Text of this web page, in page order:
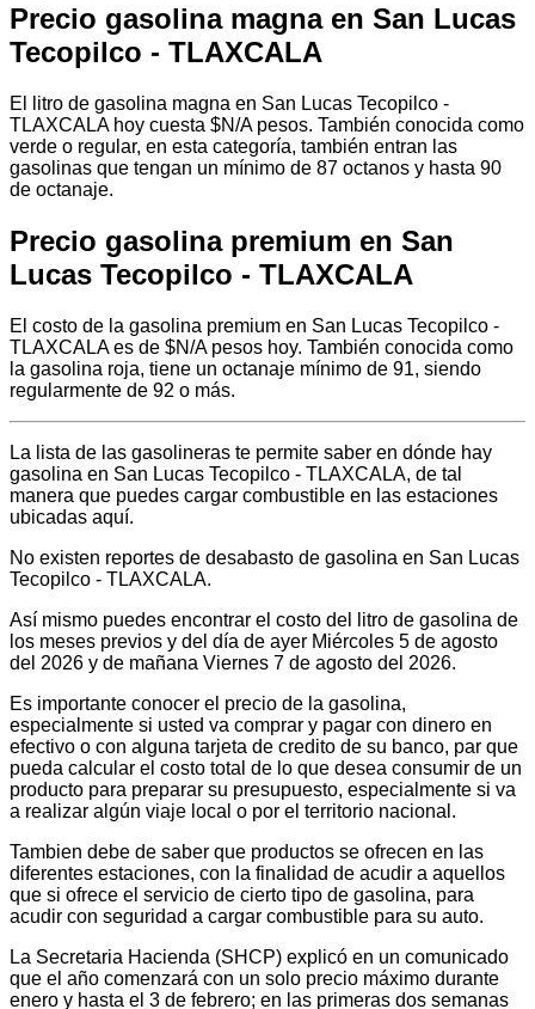
Precio gasolina magna en San Lucas
Tecopilco - TLAXCALA
El litro de gasolina magna en San Lucas Tecopilco -
TLAXCALA hoy cuesta $N/A pesos. También conocida como
verde o regular, en esta categoría, también entran las
gasolinas que tengan un mínimo de 87 octanos y hasta 90
de octanaje.
Precio gasolina premium en San
Lucas Tecopilco - TLAXCALA
El costo de la gasolina premium en San Lucas Tecopilco -
TLAXCALA es de $N/A pesos hoy. También conocida como
la gasolina roja, tiene un octanaje mínimo de 91, siendo
regularmente de 92 o más.
La lista de las gasolineras te permite saber en dónde hay
gasolina en San Lucas Tecopilco - TLAXCALA, de tal
manera que puedes cargar combustible en las estaciones
ubicadas aquí.
No existen reportes de desabasto de gasolina en San Lucas
Tecopilco - TLAXCALA.
Así mismo puedes encontrar el costo del litro de gasolina de
los meses previos y del día de ayer Miércoles 5 de agosto
del 2026 y de mañana Viernes 7 de agosto del 2026.
Es importante conocer el precio de la gasolina,
especialmente si usted va comprar y pagar con dinero en
efectivo o con alguna tarjeta de credito de su banco, par que
pueda calcular el costo total de lo que desea consumir de un
producto para preparar su presupuesto, especialmente si va
a realizar algún viaje local o por el territorio nacional.
Tambien debe de saber que productos se ofrecen en las
diferentes estaciones, con la finalidad de acudir a aquellos
que si ofrece el servicio de cierto tipo de gasolina, para
acudir con seguridad a cargar combustible para su auto.
La Secretaria Hacienda (SHCP) explicó en un comunicado
que el año comenzará con un solo precio máximo durante
enero y hasta el 3 de febrero; en las primeras dos semanas